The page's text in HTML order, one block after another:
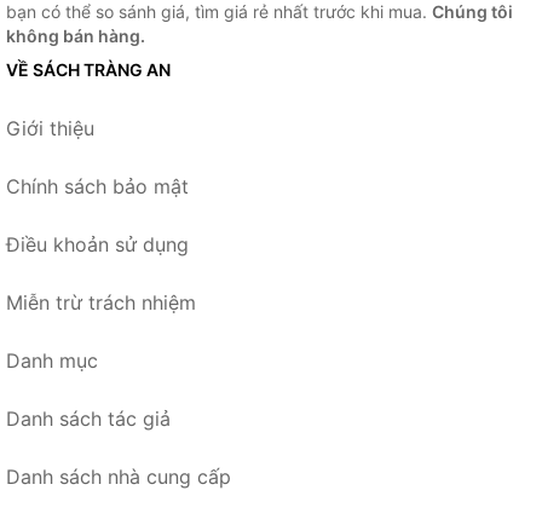
bạn có thể so sánh giá, tìm giá rẻ nhất trước khi mua. Chúng tôi
không bán hàng.
VỀ SÁCH TRÀNG AN
Giới thiệu
Chính sách bảo mật
Điều khoản sử dụng
Miễn trừ trách nhiệm
Danh mục
Danh sách tác giả
Danh sách nhà cung cấp